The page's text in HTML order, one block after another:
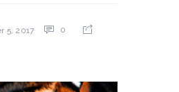
5, 2017 0